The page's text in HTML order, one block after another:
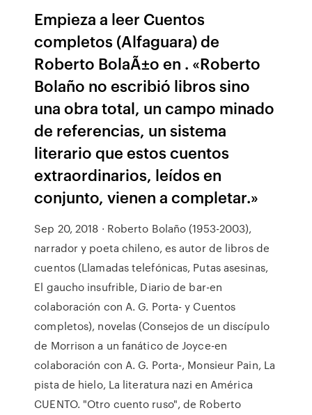
Empieza a leer Cuentos
completos (Alfaguara) de
Roberto BolaÃ±o en . «Roberto
Bolaño no escribió libros sino
una obra total, un campo minado
de referencias, un sistema
literario que estos cuentos
extraordinarios, leídos en
conjunto, vienen a completar.»
Sep 20, 2018 · Roberto Bolaño (1953-2003),
narrador y poeta chileno, es autor de libros de
cuentos (Llamadas telefónicas, Putas asesinas,
El gaucho insufrible, Diario de bar-en
colaboración con A. G. Porta- y Cuentos
completos), novelas (Consejos de un discípulo
de Morrison a un fanático de Joyce-en
colaboración con A. G. Porta-, Monsieur Pain, La
pista de hielo, La literatura nazi en América
CUENTO. "Otro cuento ruso", de Roberto